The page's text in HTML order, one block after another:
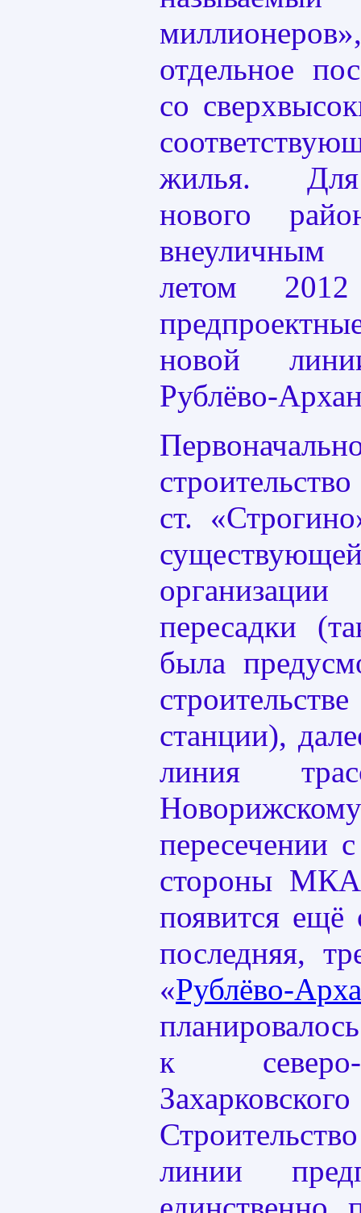
отдельное
со
жилья. Для
нового
летом
новой
Рублёво-
ст.
пересадки
была
станции),
линия
пересечении
стороны
появится ещё
последняя,
«Рублёво-
к
линии